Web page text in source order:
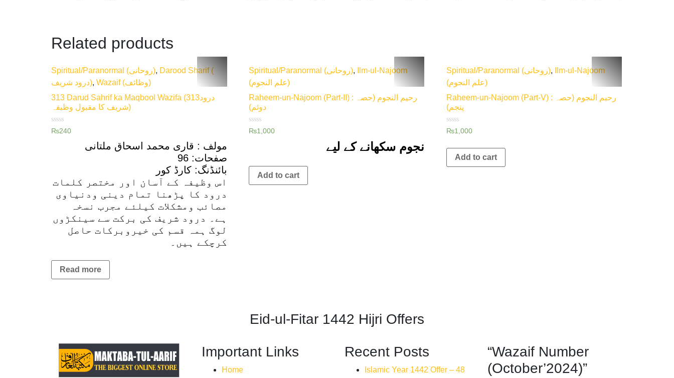
Related products
Spiritual/Paranormal (روحانی), Darood Sharif (
درود شریف),
Wazaif (وظائف)
313 Darud Sahrif ka Maqbool Wazifa (313درود
شریف کا مقبول وظیفہ)
Rated
₨240
مولف : قاری محمد اسحاق ملتانی
صفحات: 96
بائنڈنگ: کارڈ کور
اس وظیفہ کے آسان اور مختصر کلمات
درود کا پڑھنا تمام دینی ودنیاوی
مصائب ومشکلات کیلئے مجرب نسخہ
ہے۔ درود شریف کی برکت سے سینکڑوں
لوگ ہمہ قسم کی خیروبرکات حاصل
کرچکے ہیں۔
Read more
Spiritual/Paranormal (روحانی),
Ilm-ul-Najoom
(علم النجوم)
Raheem-un-Najoom (Part-II) : رحیم النجوم (حصہ
دوئم)
Rated
₨1,000
نجوم سکھانے کے لیے
Add to cart
Spiritual/Paranormal (روحانی),
Ilm-ul-Najoom
(علم النجوم)
Raheem-un-Najoom (Part-V) : رحیم النجوم (حصہ
پنجم)
Rated
of
₨1,000
Add to cart
Eid-ul-Fitar 1442 Hijri Offers
Important Links
Home
Recent Posts
Islamic Year 1442 Offer – 48
“Wazaif Number
(October’2024)”